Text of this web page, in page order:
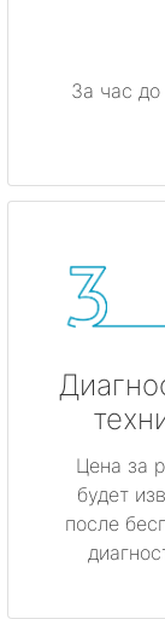
За час
Цена за
будет
после